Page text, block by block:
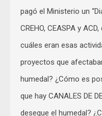
pagó el Ministerio un
CREHO, CEASPA y
cuáles eran esas
proyectos que
humedal? ¿Cómo es
que hay CANALES DE
deseque el humedal?